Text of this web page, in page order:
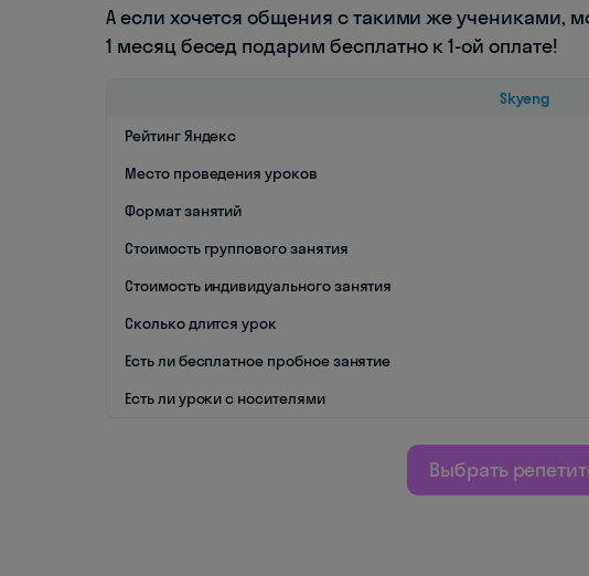
А если хочется общения с такими же учениками,
1 месяц бесед подарим бесплатно к 1-ой оплате!
Skyeng
Рейтинг Яндекс
Место проведения уроков
Формат занятий
Стоимость группового занятия
Стоимость индивидуального занятия
Сколько длится урок
Есть ли бесплатное пробное занятие
Есть ли уроки с носителями
Выбрать